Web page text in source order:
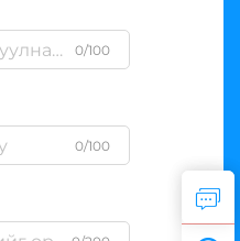
0/100
0/100